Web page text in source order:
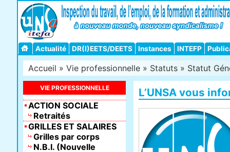
Actualité DR(I)EETS/DEETS Instances INTEFP
Accueil » Vie professionnelle » Statuts » Statut
L’UNSA vous
VIE PROFESSIONNELLE
ACTION SOCIALE
Retraités
GRILLES ET SALAIRES
Grilles par corps
N.B.I. (Nouvelle